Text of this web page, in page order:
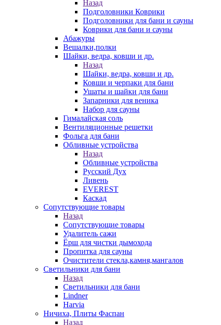
Назад
Подголовники Коврики
Подголовники для бани и сауны
Коврики для бани и сауны
Абажуры
Вешалки,полки
Шайки, ведра, ковши и др.
Назад
Шайки, ведра, ковши и др.
Ковши и черпаки для бани
Ушаты и шайки для бани
Запарники для веника
Набор для сауны
Гималайская соль
Вентиляционные решетки
Фольга для бани
Обливные устройства
Назад
Обливные устройства
Русский Дух
Ливень
EVEREST
Каскад
Сопутствующие товары
Назад
Сопутствующие товары
Удалитель сажи
Ёрш для чистки дымохода
Пропитка для сауны
Очистители стекла,камня,мангалов
Светильники для бани
Назад
Светильники для бани
Lindner
Harvia
Ничиха, Плиты Фаспан
Назад